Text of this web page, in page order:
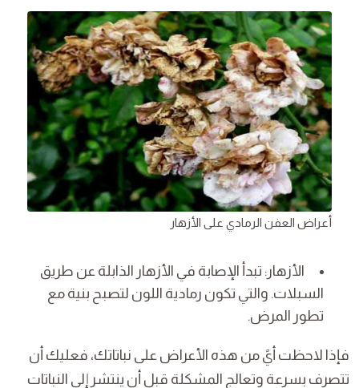
أعراض العفن الرمادي على الأزهار
الأزهار: تبدأ الإصابة في الأزهار الذابلة عن طريق
السبلات. والتي تكون رمادية اللون لتصبح بنية مع
تطور المرض.
فإذا لاحظت أيً من هذه الأعراض على نباتاتك، فعليك أن
تتصرف بسرعة وتعالج المشكلة قبل أن ينتشر إلى النباتات